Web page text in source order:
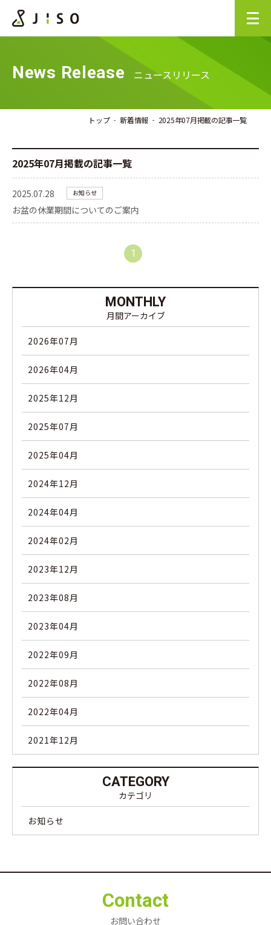
News Release ニュースリリース
トップ 新着情報 2025年07月掲載の記事一覧
2025年07月掲載の記事一覧
2025.07.28 お知らせ
お盆の休業期間についてのご案内
1
MONTHLY
月間アーカイブ
2026年07月
2026年04月
2025年12月
2025年07月
2025年04月
2024年12月
2024年04月
2024年02月
2023年12月
2023年08月
2023年04月
2022年09月
2022年08月
2022年04月
2021年12月
CATEGORY
カテゴリ
お知らせ
Contact
お問い合わせ